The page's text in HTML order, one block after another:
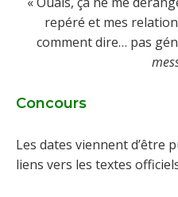
repéré et mes
comment dire… pas
Concours
Les dates viennent d’être
liens vers les textes